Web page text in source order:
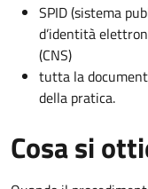
SPID (sistema
d’identità
(CNS)
tutta la
della pratica.
Cosa si